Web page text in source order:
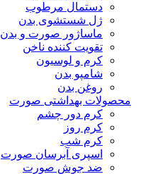
دستمال مرطوب
ژل شستشوی بدن
ماساژور صورت و بدن
تقویت کننده ناخن
کرم و لوسیون
شامپو بدن
روغن بدن
محصولات بهداشتی صورت
کرم دور چشم
کرم روز
کرم شب
اسپری آبرسان صورت
ضد جوش صورت